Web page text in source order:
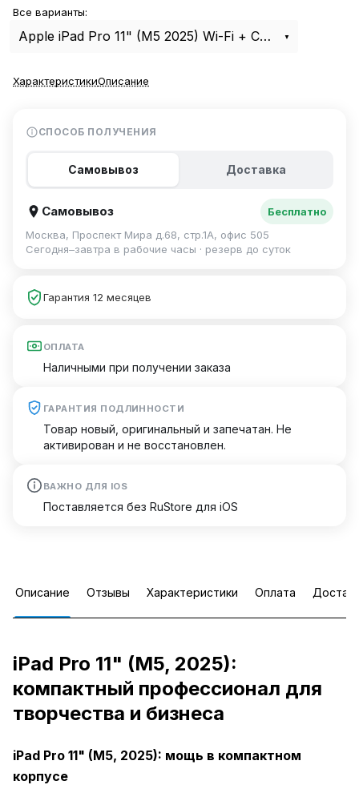
Все варианты:
Apple iPad Pro 11" (M5 2025) Wi-Fi + Cellular 1Tb Silver
ХарактеристикиОписание
СПОСОБ ПОЛУЧЕНИЯ
Самовывоз Доставка
Самовывоз
Бесплатно
Москва, Проспект Мира д.68, стр.1А, офис 505
Сегодня–завтра в рабочие часы · резерв до суток
Гарантия 12 месяцев
ОПЛАТА
Наличными при получении заказа
ГАРАНТИЯ ПОДЛИННОСТИ
Товар новый, оригинальный и запечатан. Не
активирован и не восстановлен.
ВАЖНО ДЛЯ IOS
Поставляется без RuStore для iOS
Описание Отзывы Характеристики Оплата
iPad Pro 11" (M5, 2025):
компактный профессионал для
творчества и бизнеса
iPad Pro 11" (M5, 2025): мощь в компактном
корпусе